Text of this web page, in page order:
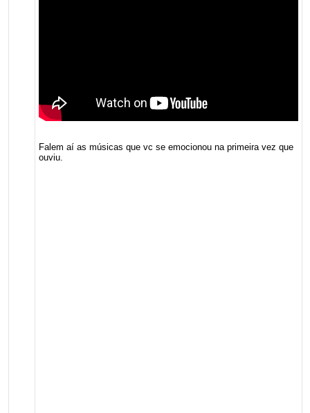
Falem aí as músicas que vc se emocionou na primeira vez que
ouviu.